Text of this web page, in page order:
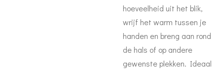
hoeveelheid uit het blik,
wrijf het warm tussen je
handen en breng aan rond
de hals of op andere
gewenste plekken. Ideaal